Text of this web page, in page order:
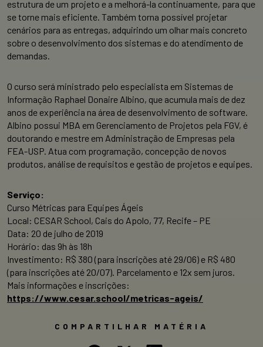
estrutura de um projeto e a melhorá-la continuamente, para que
se torne mais eficiente. Também torna possível projetar
cenários para as entregas, adquirindo um olhar mais concreto
sobre o desenvolvimento dos sistemas e do atendimento de
demandas.
O curso será ministrado pelo especialista em Sistemas de
Informação Raphael Donaire Albino, que acumula mais de dez
anos de experiência na área de desenvolvimento de software.
Albino possui MBA em Gerenciamento de Projetos pela FGV, é
doutorando e mestre em Administração de Empresas pela
FEA-USP. Atua com programação, concepção de novos
produtos, análise de requisitos e gestão de projetos e equipes.
Serviço:
Curso Métricas para Equipes Ágeis
Local: CESAR School, Cais do Apolo, 77, Recife – PE
Data: 20 de julho de 2019
Horário: das 9h às 18h
Investimento: R$ 380 (para inscrições até 29/06) e R$ 480
(para inscrições até 20/07). Parcelamento e 12x sem juros.
Mais informações e inscrições:
https://www.cesar.school/metricas-ageis/
COMPARTILHAR MATÉRIA